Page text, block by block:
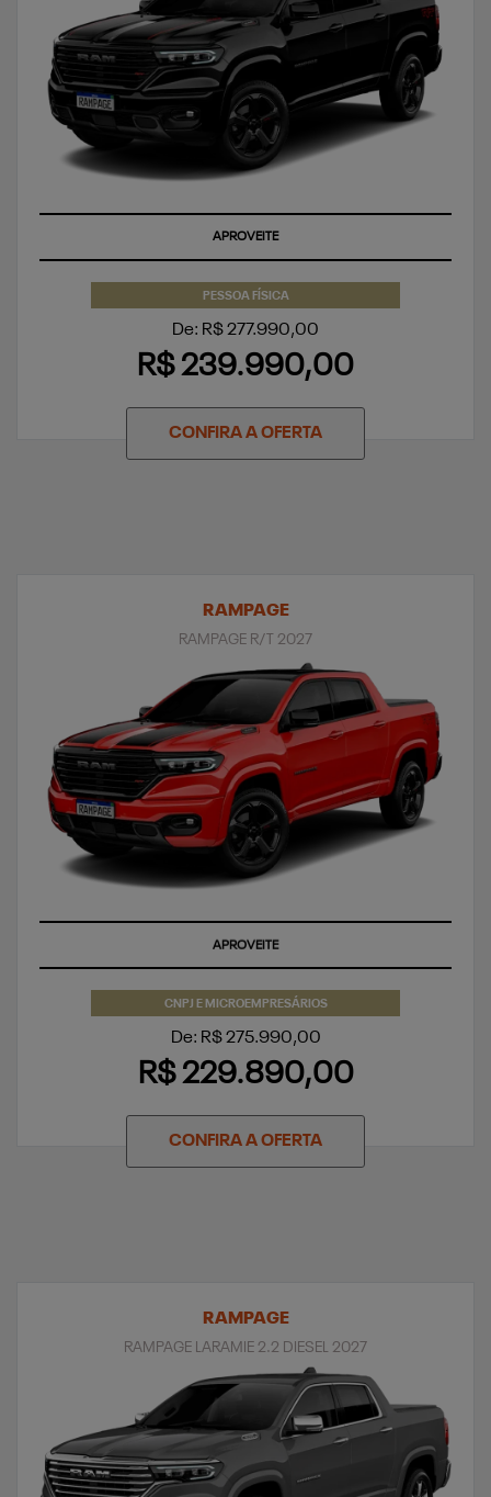
APROVEITE
PESSOA FÍSICA
De: R$ 277.990,00
R$ 239.990,00
CONFIRA A OFERTA
RAMPAGE
RAMPAGE R/T 2027
TAXA ZERO
CNPJ E MICROEMPRESÁRIOS
De: R$ 275.990,00
R$ 229.890,00
CONFIRA A OFERTA
RAMPAGE
RAMPAGE LARAMIE 2.2 DIESEL 2027